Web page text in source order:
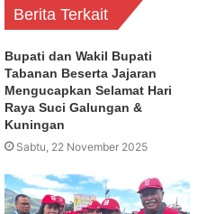
Berita Terkait
Bupati dan Wakil Bupati
Tabanan Beserta Jajaran
Mengucapkan Selamat Hari
Raya Suci Galungan &
Kuningan
Sabtu, 22 November 2025